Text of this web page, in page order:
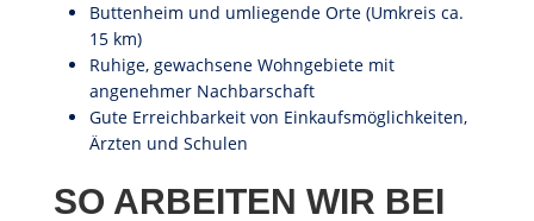
Buttenheim und umliegende Orte (Umkreis ca.
15 km)
Ruhige, gewachsene Wohngebiete mit
angenehmer Nachbarschaft
Gute Erreichbarkeit von Einkaufsmöglichkeiten,
Ärzten und Schulen
SO ARBEITEN WIR BEI